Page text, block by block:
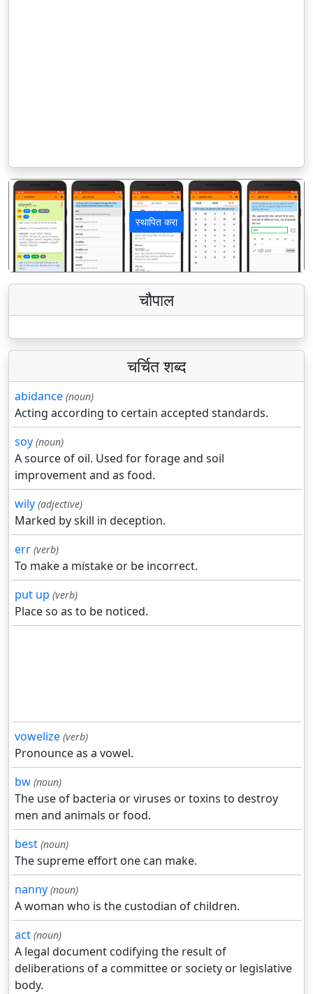
स्थापित करा
पिछला अगला
चौपाल
चर्चित शब्द
abidance (noun)
Acting according to certain accepted standards.
soy (noun)
A source of oil. Used for forage and soil
improvement and as food.
wily (adjective)
Marked by skill in deception.
err (verb)
To make a mistake or be incorrect.
put up (verb)
Place so as to be noticed.
vowelize (verb)
Pronounce as a vowel.
bw (noun)
The use of bacteria or viruses or toxins to destroy
men and animals or food.
best (noun)
The supreme effort one can make.
nanny (noun)
A woman who is the custodian of children.
act (noun)
A legal document codifying the result of
deliberations of a committee or society or legislative
body.